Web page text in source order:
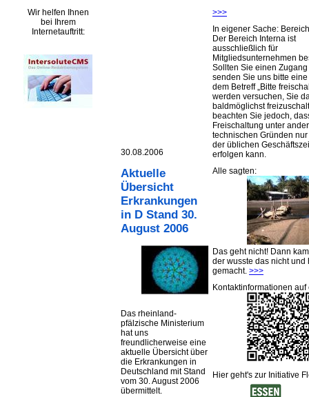
Wir helfen Ihnen
bei Ihrem
Internetauftritt:
30.08.2006
Aktuelle
Übersicht
Erkrankungen
in D Stand 30.
August 2006
Das rheinland-
pfälzische Ministerium
hat uns
freundlicherweise eine
aktuelle Übersicht über
die Erkrankungen in
Deutschland mit Stand
vom 30. August 2006
übermittelt.
>>>
In eigener Sache:
Der Bereich Interna ist
ausschließlich für
Mitgliedsunternehmen
Sollten Sie einen
senden Sie uns bitte
dem Betreff „Bitte
werden versuchen, Sie
baldmöglichst
beachten Sie jedoch,
Freischaltung unter
technischen Gründen
der üblichen
erfolgen kann.
Alle sagten:
Das geht nicht! Dann
der wusste das nicht und
gemacht. >>>
Kontaktinformationen
Hier geht's zur Initiative